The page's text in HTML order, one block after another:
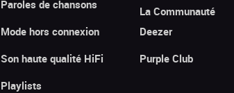
Paroles de chansons
Mode hors connexion
Son haute qualité HiFi
Playlists
La Communauté
Deezer
Purple Club